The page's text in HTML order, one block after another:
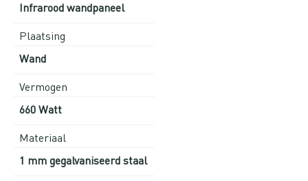
Infrarood wandpaneel
Plaatsing
Wand
Vermogen
660 Watt
Materiaal
1 mm gegalvaniseerd staal